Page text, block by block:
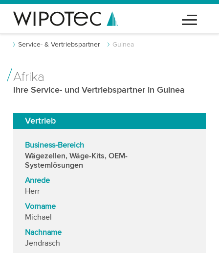
Service- & Vertriebspartner Guinea
Afrika
Ihre Service- und Vertriebspartner in Guinea
Vertrieb
Business-Bereich
Wägezellen, Wäge-Kits, OEM-
Systemlösungen
Anrede
Herr
Vorname
Michael
Nachname
Jendrasch